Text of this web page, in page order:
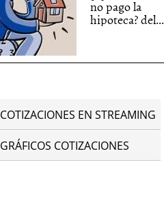
no pago la
hipoteca? del...
COTIZACIONES EN STREAMING
GRÁFICOS COTIZACIONES